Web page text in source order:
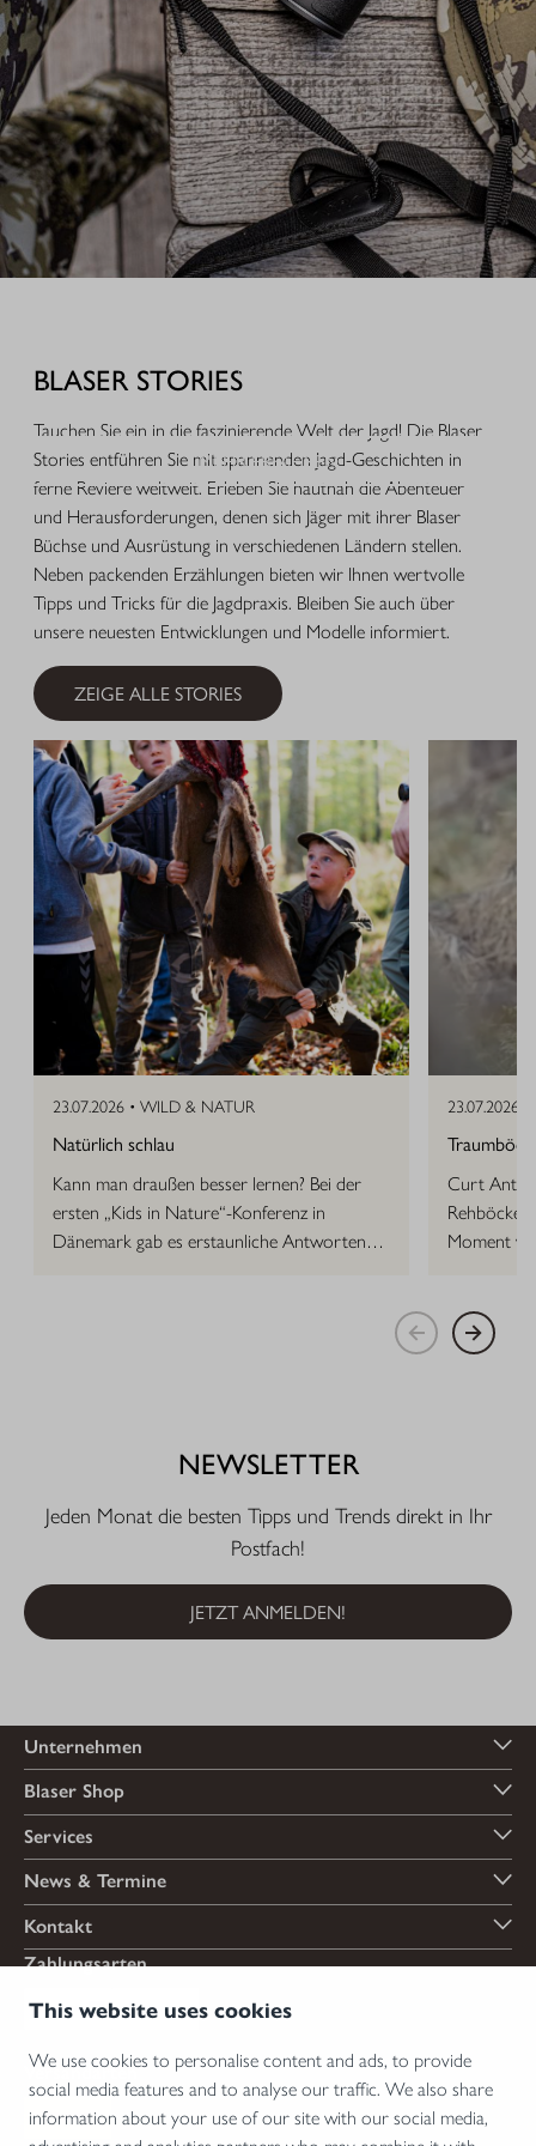
This website uses cookies
We use cookies to personalise content and ads, to provide
social media features and to analyse our traffic. We also share
information about your use of our site with our social media,
AUSRÜSTUNG FÜR IHREN JAGDERFOLG
Freizeit.
MEHR ERFAHREN
BLASER STORIES
Tauchen Sie ein in die faszinierende Welt der Jagd! Die Blaser
Stories entführen Sie mit spannenden Jagd-Geschichten in
ferne Reviere weltweit. Erleben Sie hautnah die Abenteuer
und Herausforderungen, denen sich Jäger mit ihrer Blaser
Büchse und Ausrüstung in verschiedenen Ländern stellen.
Neben packenden Erzählungen bieten wir Ihnen wertvolle
Tipps und Tricks für die Jagdpraxis. Bleiben Sie auch über
unsere neuesten Entwicklungen und Modelle informiert.
ZEIGE ALLE STORIES
23.07.2026 • WILD & NATUR
Natürlich schlau
Kann man draußen besser lernen? Bei der
ersten „Kids in Nature“-Konferenz in
Dänemark gab es erstaunliche Antworten
23.07.2026 •
Curt Anton
Rehböcke,
Moment
NEWSLETTER
Jeden Monat die besten Tipps und Trends direkt in Ihr
Postfach!
JETZT ANMELDEN!
Unternehmen
Blaser Shop
Services
News & Termine
Kontakt
Zahlungsarten
Versandarten